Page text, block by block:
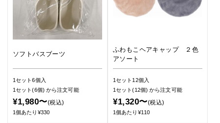
ソフトバスブーツ
1セット6個入
1セット(6個) から注文可能
¥1,980〜(税込)
1個あたり¥330
ふわもこヘアキャップ ２色
アソート
1セット12個入
1セット(12個)から注文可能
¥1,320〜(税込)
1個あたり¥110